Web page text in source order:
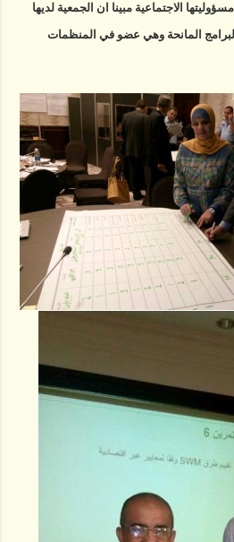
الاجتماعية مبينا ان الجمعية لديها
البرامج المانحة وهي عضو في المنظمات